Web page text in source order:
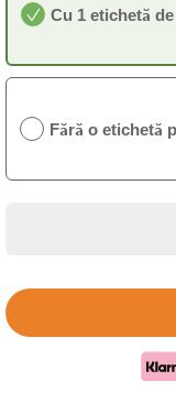
Cu 1 etichetă
Fără o etichetă